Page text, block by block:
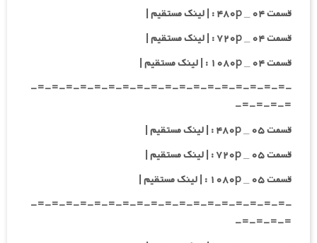
قسمت ۰۴ _ ۴۸۰p : | لینک مستقیم |
قسمت ۰۴ _ ۷۲۰p : | لینک مستقیم |
قسمت ۰۴ _ ۱۰۸۰p : | لینک مستقیم |
-=-=-=-=-=-=-=-=-=-=-=-=-=-=-=-=-=-=-
=-=-=-=-
قسمت ۰۵ _ ۴۸۰p : | لینک مستقیم |
قسمت ۰۵ _ ۷۲۰p : | لینک مستقیم |
قسمت ۰۵ _ ۱۰۸۰p : | لینک مستقیم |
-=-=-=-=-=-=-=-=-=-=-=-=-=-=-=-=-=-=-
=-=-=-=-